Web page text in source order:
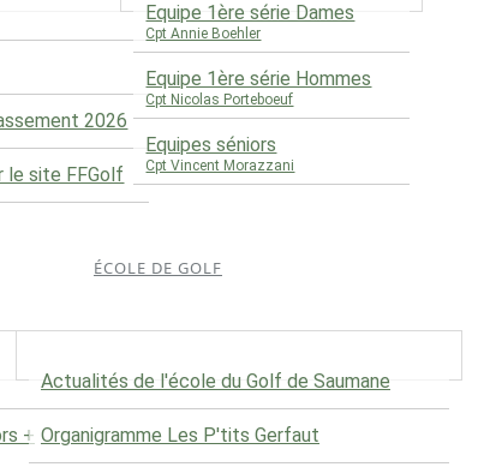
2026
le site FFGolf
Equipe 1ère série Dames
Cpt Annie Boehler
Equipe 1ère série Hommes
Cpt Nicolas Porteboeuf
Equipes séniors
Cpt Vincent Morazzani
+
ÉCOLE DE GOLF
Actualités de l'école du Golf de Saumane
Organigramme Les P'tits Gerfaut